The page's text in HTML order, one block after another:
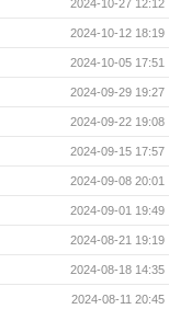
2024-10-27 12:12
2024-10-12 18:19
2024-10-05 17:51
2024-09-29 19:27
2024-09-22 19:08
2024-09-15 17:57
2024-09-08 20:01
2024-09-01 19:49
2024-08-21 19:19
2024-08-18 14:35
2024-08-11 20:45